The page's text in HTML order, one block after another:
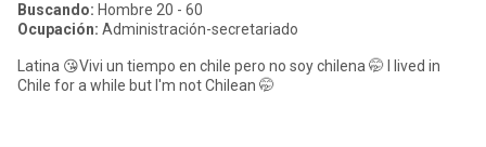
Buscando: Hombre 20 - 60
Ocupación: Administración-secretariado
Latina 😘Vivi un tiempo en chile pero no soy chilena 🤭 I lived in
Chile for a while but I'm not Chilean 🤭